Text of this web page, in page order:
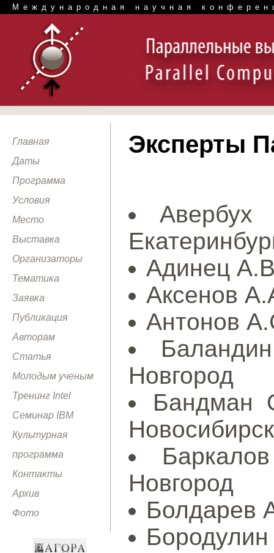
Международная научная
Главная
Даты
Программа
Условия
Место
Выставка
Организаторы
Тематика
Заявка
Публикация
Авторам
Статья
Молодым ученым
Тренинг Intel
Семинар IBM
Культурная
программа
Контакты
Архив
Фото
Эксперты
Адинец
Аксенов
Антонов
Новгород
Новосибирск
Новгород
Болдарев